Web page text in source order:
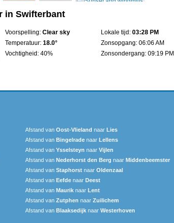
in Swifterbant
Voorspelling: Clear sky
Temperatuur: 18.0°
Vochtigheid: 40%
Lokale tijd: 03:28 PM
Zonsopgang: 06:06 AM
Zonsondergang: 09:19 PM
Afstand van Oost-Vlieland naar Lies
Afstand van Bingelrade naar Lellens
Afstand van Ysselsteyn naar Vijlen
Afstand van Nederhorst den Berg naar Middenbeemster
Afstand van Staphorst naar Oldenzaal
Afstand van Eefde naar Deest
Afstand van Maurik naar Lent
Afstand van Zutphen naar Zuilichem
Afstand van Blaaksedijk naar Westerhoven